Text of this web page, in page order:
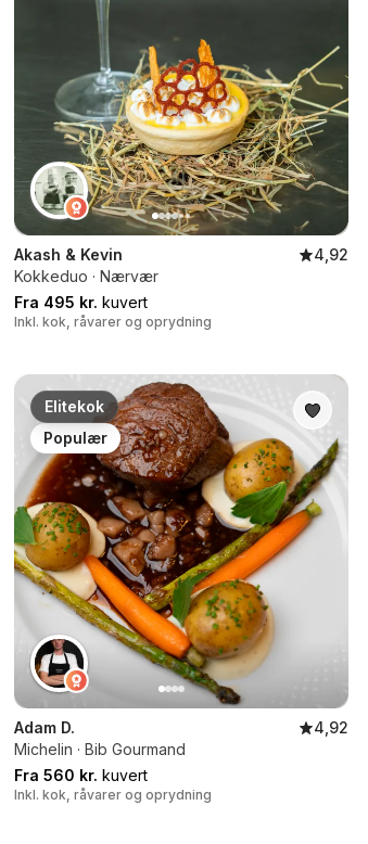
Akash & Kevin
4,92
Kokkeduo · Nærvær
Fra 495 kr. kuvert
Inkl. kok, råvarer og oprydning
Elitekok
Populær
Adam D.
4,92
Michelin · Bib Gourmand
Fra 560 kr. kuvert
Inkl. kok, råvarer og oprydning